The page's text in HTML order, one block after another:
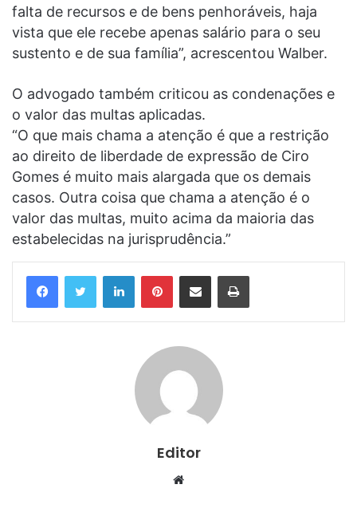
falta de recursos e de bens penhoráveis, haja
vista que ele recebe apenas salário para o seu
sustento e de sua família”, acrescentou Walber.
O advogado também criticou as condenações e
o valor das multas aplicadas.
“O que mais chama a atenção é que a restrição
ao direito de liberdade de expressão de Ciro
Gomes é muito mais alargada que os demais
casos. Outra coisa que chama a atenção é o
valor das multas, muito acima da maioria das
estabelecidas na jurisprudência.”
LinkedinPinterestCompartilhar via e-mail Imprimir
Editor
Website